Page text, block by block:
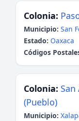
Colonia:
Municipio: San
Estado: Oaxaca
Códigos
Colonia:
(Pueblo)
Municipio: